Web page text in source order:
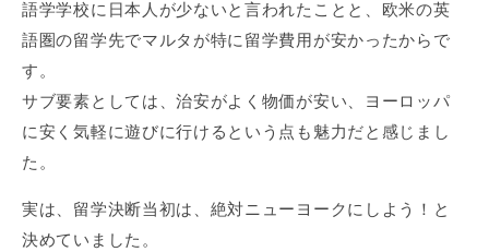
語学学校に日本人が少ないと言われたことと、欧米の英
語圏の留学先でマルタが特に留学費用が安かったからで
す。
サブ要素としては、治安がよく物価が安い、ヨーロッパ
に安く気軽に遊びに行けるという点も魅力だと感じまし
た。
実は、留学決断当初は、絶対ニューヨークにしよう！と
決めていました。